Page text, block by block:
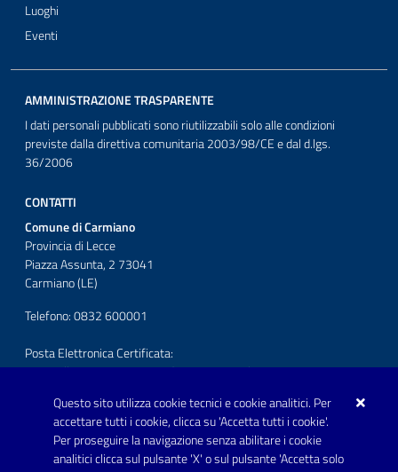
Questo sito utilizza cookie tecnici e cookie analitici. Per
accettare tutti i cookie, clicca su 'Accetta tutti i cookie'.
Per proseguire la navigazione senza abilitare i cookie
analitici clicca sul pulsante 'X' o sul pulsante 'Accetta solo
Luoghi
Eventi
AMMINISTRAZIONE TRASPARENTE
I dati personali pubblicati sono riutilizzabili solo alle condizioni
previste dalla direttiva comunitaria 2003/98/CE e dal d.lgs.
36/2006
CONTATTI
Comune di Carmiano
Provincia di Lecce
Piazza Assunta, 2 73041
Carmiano (LE)
Telefono: 0832 600001
Posta Elettronica Certificata:
protocollo.comunecarmiano@pec.rupar.puglia.it
URP - Ufficio Relazioni con il Pubblico
SEGUICI SU